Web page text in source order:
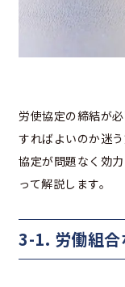
労使協定の締結が
すればよいのか迷
協定が問題なく効
って解説します。
3-1. 労働組